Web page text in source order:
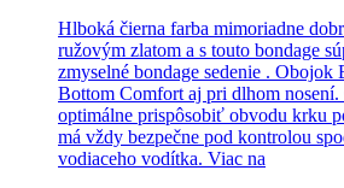
Hlboká čierna farba mimoriadne
ružovým zlatom a s touto bondage
zmyselné bondage sedenie .
Bottom Comfort aj pri dlhom
optimálne prispôsobiť obvodu krku
má vždy bezpečne pod kontrolou
vodiaceho vodítka. Viac na